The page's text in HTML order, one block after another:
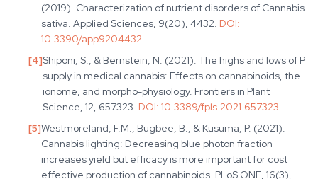
(2019). Characterization of nutrient disorders of Cannabis
sativa. Applied Sciences, 9(20), 4432. DOI:
10.3390/app9204432
[4]Shiponi, S., & Bernstein, N. (2021). The highs and lows of P
supply in medical cannabis: Effects on cannabinoids, the
ionome, and morpho-physiology. Frontiers in Plant
Science, 12, 657323. DOI: 10.3389/fpls.2021.657323
[5]Westmoreland, F.M., Bugbee, B., & Kusuma, P. (2021).
Cannabis lighting: Decreasing blue photon fraction
increases yield but efficacy is more important for cost
effective production of cannabinoids. PLoS ONE, 16(3),